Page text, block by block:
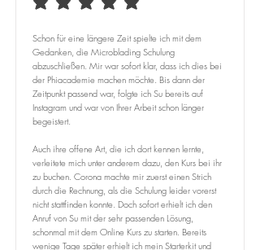
durchschnittliches Rating ist 5 von 5
Schon für eine längere Zeit spielte ich mit dem
Gedanken, die Microblading Schulung
abzuschließen. Mir war sofort klar, dass ich dies bei
der Phiacademie machen möchte. Bis dann der
Zeitpunkt passend war, folgte ich Su bereits auf
Instagram und war von Ihrer Arbeit schon länger
begeistert.
Auch ihre offene Art, die ich dort kennen lernte,
verleitete mich unter anderem dazu, den Kurs bei ihr
zu buchen. Corona machte mir zuerst einen Strich
durch die Rechnung, als die Schulung leider vorerst
nicht stattfinden konnte. Doch sofort erhielt ich den
Anruf von Su mit der sehr passenden Lösung,
schonmal mit dem Online Kurs zu starten. Bereits
wenige Tage später erhielt ich mein Starterkit und